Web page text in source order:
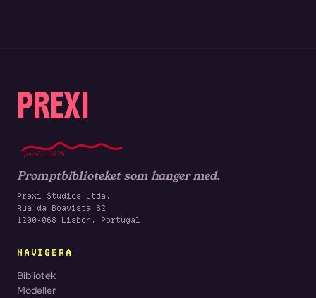
PREXI
prexi x 2026
Promptbiblioteket som hanger med.
Prexi Studios Ltda.
Rua da Boavista 82
1200-068 Lisbon, Portugal
NAVIGERA
Bibliotek
Modeller